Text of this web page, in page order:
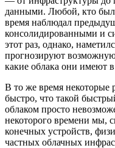
данными. Любой, кто был
время наблюдал
консолидированными и
этот раз, однако,
прогнозируют
какие облака они имеют
В то же время некоторые
быстро, что такой
облаком просто
некоторого времени мы,
конечных устройств,
частных облачных